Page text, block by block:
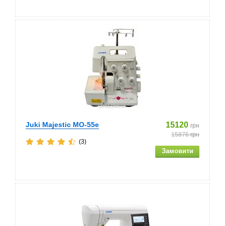
Juki Majestic MO-55e 15120 грн
15876грн
(3)